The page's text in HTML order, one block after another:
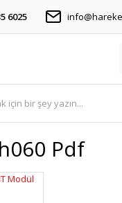
6025
Pdf